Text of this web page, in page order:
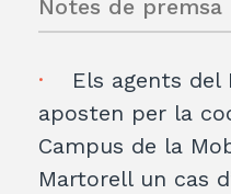
Notes de premsa
Els agents
aposten per la
Campus de la
Martorell un cas